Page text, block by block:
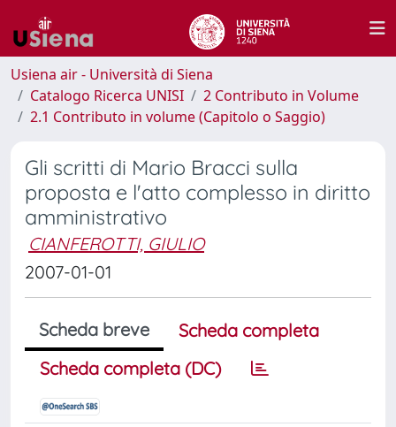
Usiena air - Università di Siena
Catalogo Ricerca UNISI
2 Contributo in Volume
2.1 Contributo in volume (Capitolo o Saggio)
Gli scritti di Mario Bracci sulla
proposta e l'atto complesso in diritto
amministrativo
CIANFEROTTI, GIULIO
2007-01-01
Scheda breve
Scheda completa
Scheda completa (DC)